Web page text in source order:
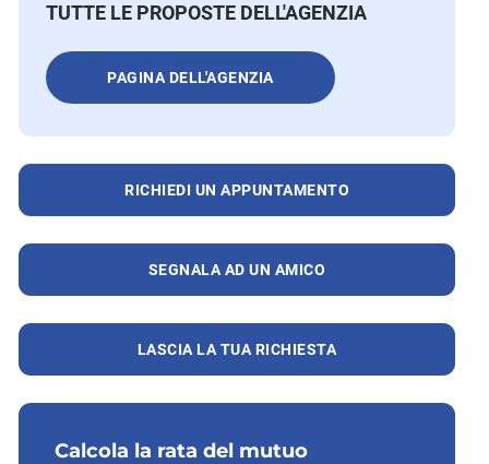
TUTTE LE PROPOSTE DELL'AGENZIA
PAGINA DELL'AGENZIA
RICHIEDI UN APPUNTAMENTO
SEGNALA AD UN AMICO
LASCIA LA TUA RICHIESTA
Calcola la rata del mutuo